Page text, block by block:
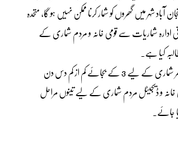
آباد شہر میں گھروں کو شمار کرنا ممکن نہیں ہو گا، متحدہ
شماریات سے قومی خانہ و مردم شماری کے
کیا ہے۔
ایم کیو ایم نے کہا کہ گھر شماری کے لیے 3 کے بجائے کم از کم دس دن
و ڈیجیٹل مردم شماری کے لیے تینوں مراحل
جائے۔